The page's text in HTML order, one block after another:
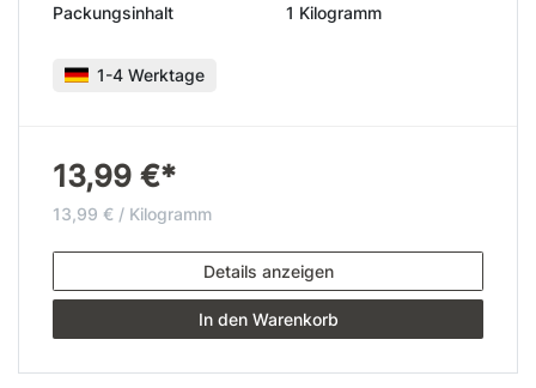
Packungsinhalt 1 Kilogramm
1-4 Werktage
13,99 €*
13,99 € / Kilogramm
Details anzeigen
In den Warenkorb